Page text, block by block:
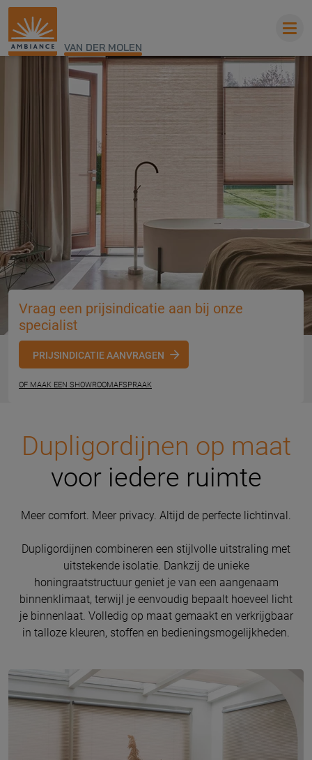
VAN DER MOLEN
Vraag een prijsindicatie aan bij onze
specialist
PRIJSINDICATIE AANVRAGEN
OF MAAK EEN SHOWROOMAFSPRAAK
Dupligordijnen op maat
voor iedere ruimte
Meer comfort. Meer privacy. Altijd de perfecte lichtinval.
Dupligordijnen combineren een stijlvolle uitstraling met
uitstekende isolatie. Dankzij de unieke
honingraatstructuur geniet je van een aangenaam
binnenklimaat, terwijl je eenvoudig bepaalt hoeveel licht
je binnenlaat. Volledig op maat gemaakt en verkrijgbaar
in talloze kleuren, stoffen en bedieningsmogelijkheden.